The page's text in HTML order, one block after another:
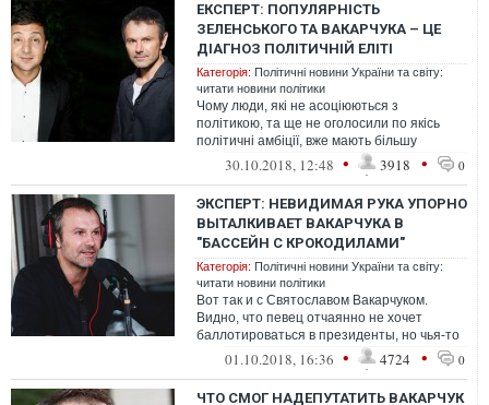
ЕКСПЕРТ: ПОПУЛЯРНІСТЬ
ЗЕЛЕНСЬКОГО ТА ВАКАРЧУКА – ЦЕ
ДІАГНОЗ ПОЛІТИЧНІЙ ЕЛІТІ
Категорія: Політичні новини України та світу:
читати новини політики
Чому люди, які не асоціюються з
політикою, та ще не оголосили по якісь
політичні амбіції, вже мають більшу
популярність, ніж "професійні політики"?
30.10.2018, 12:48 • 3918 • 0
ЭКСПЕРТ: НЕВИДИМАЯ РУКА УПОРНО
ВЫТАЛКИВАЕТ ВАКАРЧУКА В
"БАССЕЙН С КРОКОДИЛАМИ"
Категорія: Політичні новини України та світу:
читати новини політики
Вот так и с Святославом Вакарчуком.
Видно, что певец отчаянно не хочет
баллотироваться в президенты, но чья-то
невидимая рука упорно выталкивает его
01.10.2018, 16:36 • 4724 • 0
ЧТО СМОГ НАДЕПУТАТИТЬ ВАКАРЧУК